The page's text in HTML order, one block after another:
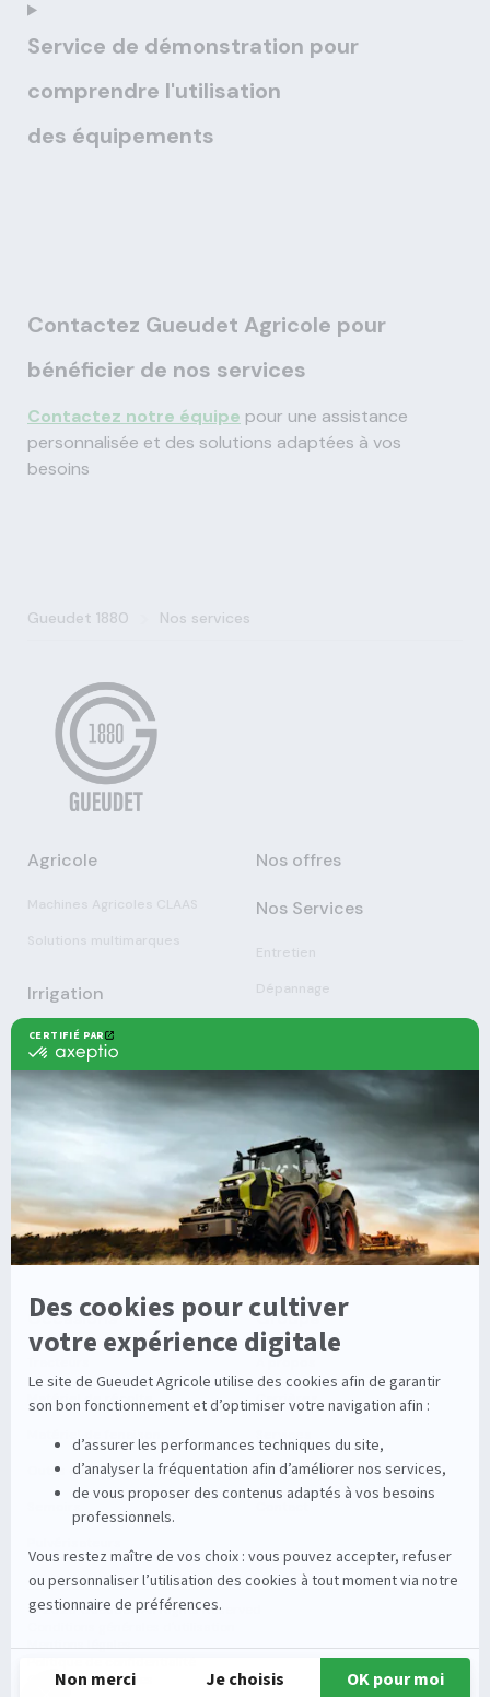
Service de démonstration pour
comprendre l'utilisation
des équipements
Contactez Gueudet Agricole pour
bénéficier de nos services
Contactez notre équipe pour une assistance
personnalisée et des solutions adaptées à vos
besoins
Gueudet 1880 Nos services
Agricole
Irrigation
Enrouleurs
Stations
Équipements
Entretien de la vigne
Entretien du sol
Nos offres
Nos Services
Démonstration
Occasions
Matériel de récolte
Outils du sol non animé
Groupe
A propos
Carrières
Nos magasins
© 2026 Gueudet. All Rights Reserved
Mentions légales
Gestion des cookies